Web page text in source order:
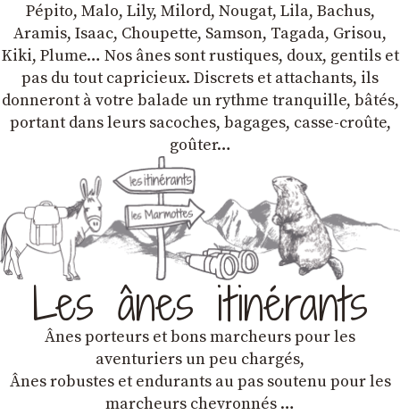
Pépito, Malo, Lily, Milord, Nougat, Lila, Bachus,
Aramis, Isaac, Choupette, Samson, Tagada, Grisou,
Kiki, Plume… Nos ânes sont rustiques, doux, gentils et
pas du tout capricieux. Discrets et attachants, ils
donneront à votre balade un rythme tranquille, bâtés,
portant dans leurs sacoches, bagages, casse-croûte,
goûter…
Les ânes itinérants
Ânes porteurs et bons marcheurs pour les
aventuriers un peu chargés,
Ânes robustes et endurants au pas soutenu pour les
marcheurs chevronnés …